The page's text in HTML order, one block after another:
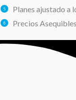
Planes ajustado a
Precios Asequibles